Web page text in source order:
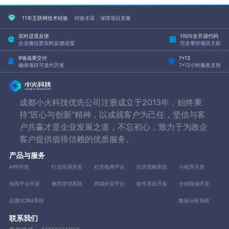
11年互联网技术经验 经验丰富，保障项目质量
实时进度反馈
企业微信群实时反馈进度
100%全开源代码
完全掌控项目主权
9项成果交付
确保项目可迭代开发
7*12
7*12小时服务支持
成都小火科技优先公司注册成立于2013年，始终秉
持“匠心与创新”精神，以成就客户为己任，坚信与客
户共赢才是企业发展之道，不忘初心，致力于为政企
客户提供值得信赖的优质服务。
产品与服务
APP开发 行业应用开发 社交电商平台 社区团购系统 小程序开发
电商平台开发 教培管理系统 同城外卖平台 软件系统开发 分销商城开发
企微SCRM系统 数据分析系统
联系我们